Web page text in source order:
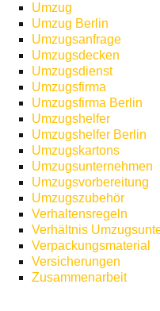
Umzug
Umzug Berlin
Umzugsanfrage
Umzugsdecken
Umzugsdienst
Umzugsfirma
Umzugsfirma Berlin
Umzugshelfer
Umzugshelfer Berlin
Umzugskartons
Umzugsunternehmen
Umzugsvorbereitung
Umzugszubehör
Verhaltensregeln
Verhältnis
Verpackungsmaterial
Versicherungen
Zusammenarbeit